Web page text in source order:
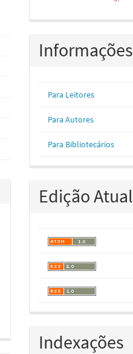
Informações
Para Leitores
Para Autores
Para Bibliotecários
Edição Atual
Indexações